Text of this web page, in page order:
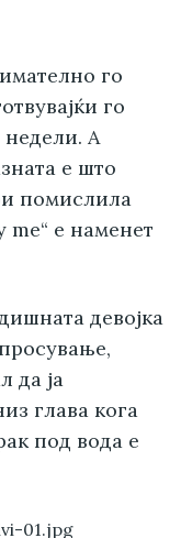
го
го
А
е што
помислила
е наменет
девојка
да ја
глава кога
под вода е